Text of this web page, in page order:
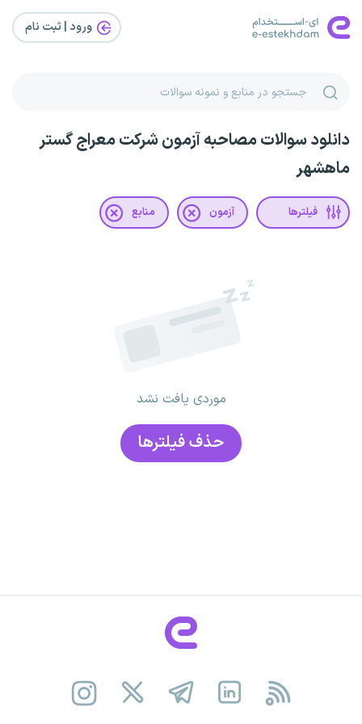
ورود | ثبت‌ نام
دانلود سوالات مصاحبه آزمون شرکت معراج گستر
ماهشهر
فیلترها آزمون منابع
موردی یافت نشد
حذف فیلتر‌ها